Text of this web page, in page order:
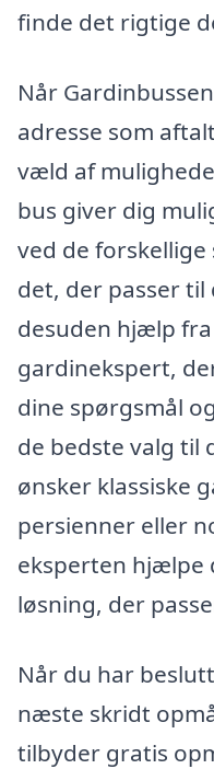
finde det rigtige
Når
adresse som
væld af
bus giver dig
ved de
det, der passer
desuden hjælp
gardinekspert,
dine spørgsmål
de bedste valg til
ønsker klassiske
persienner eller
eksperten hjælpe
løsning, der
Når du har
næste skridt
tilbyder gratis